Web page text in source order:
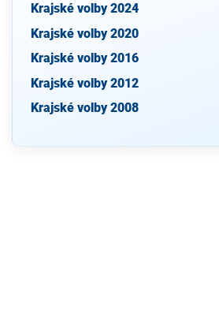
Krajské volby 2024
Krajské volby 2020
Krajské volby 2016
Krajské volby 2012
Krajské volby 2008